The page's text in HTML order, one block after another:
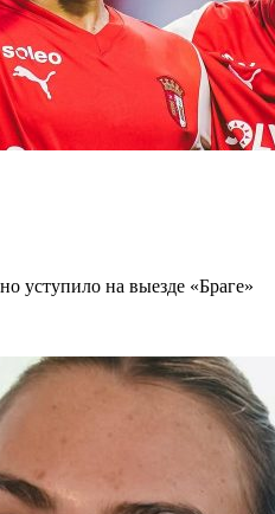
уступило на выезде «Браге»